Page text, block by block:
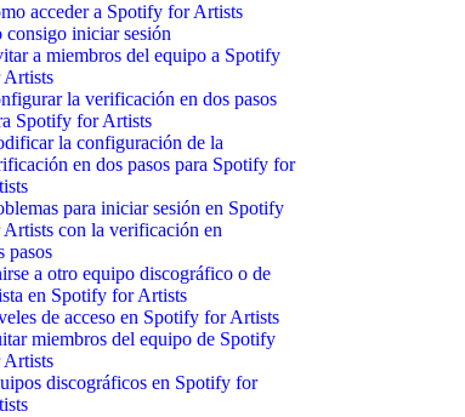
acceder a Spotify for Artists
consigo iniciar sesión
a miembros del equipo a Spotify
Artists
la verificación en dos pasos
Spotify for Artists
la configuración de la
en dos pasos para Spotify for
para iniciar sesión en Spotify
con la verificación en
pasos
a otro equipo discográfico o de
en Spotify for Artists
de acceso en Spotify for Artists
miembros del equipo de Spotify
Artists
discográficos en Spotify for